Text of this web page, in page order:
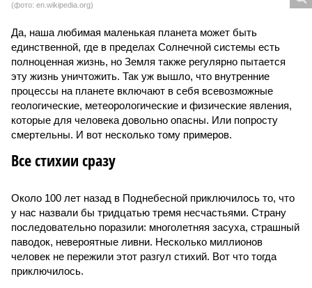
(фото: en.wikipedia.org)
Да, наша любимая маленькая планета может быть
единственной, где в пределах Солнечной системы есть
полноценная жизнь, но Земля также регулярно пытается
эту жизнь уничтожить. Так уж вышло, что внутренние
процессы на планете включают в себя всевозможные
геологические, метеорологические и физические явления,
которые для человека довольно опасны. Или попросту
смертельны. И вот несколько тому примеров.
Все стихии сразу
Около 100 лет назад в Поднебесной приключилось то, что
у нас назвали бы тридцатью тремя несчастьями. Страну
последовательно поразили: многолетняя засуха, страшный
паводок, невероятные ливни. Несколько миллионов
человек не пережили этот разгул стихий. Вот что тогда
приключилось.